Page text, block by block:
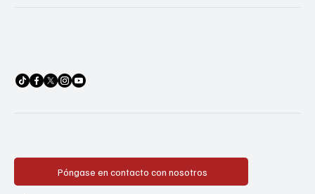
Póngase en contacto con nosotros